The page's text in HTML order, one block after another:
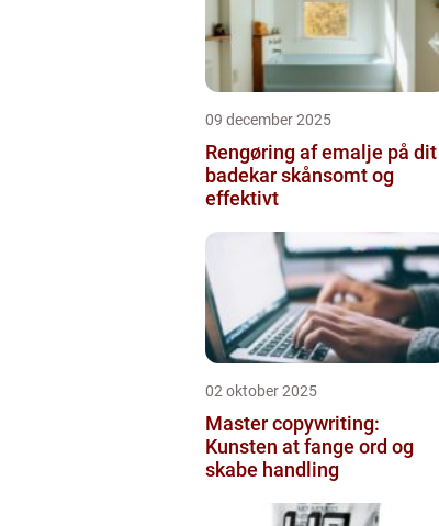
09 december 2025
Rengøring af emalje på dit
badekar skånsomt og
effektivt
02 oktober 2025
Master copywriting:
Kunsten at fange ord og
skabe handling